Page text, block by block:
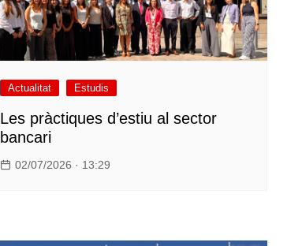
Actualitat Estudis
Les pràctiques d’estiu al sector
bancari
02/07/2026 · 13:29